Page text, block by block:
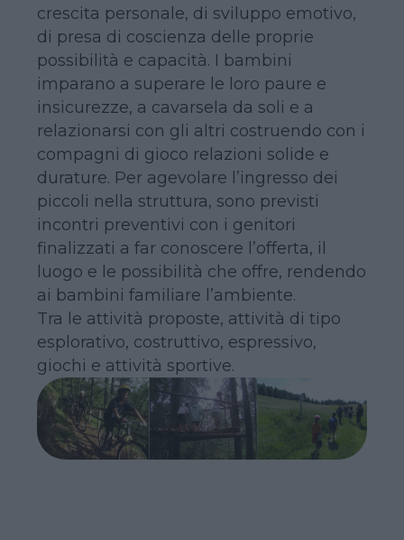
crescita personale, di sviluppo emotivo,
di presa di coscienza delle proprie
possibilità e capacità. I bambini
imparano a superare le loro paure e
insicurezze, a cavarsela da soli e a
relazionarsi con gli altri costruendo con i
compagni di gioco relazioni solide e
durature. Per agevolare l’ingresso dei
piccoli nella struttura, sono previsti
incontri preventivi con i genitori
finalizzati a far conoscere l’offerta, il
luogo e le possibilità che offre, rendendo
ai bambini familiare l’ambiente.
Tra le attività proposte, attività di tipo
esplorativo, costruttivo, espressivo,
giochi e attività sportive.